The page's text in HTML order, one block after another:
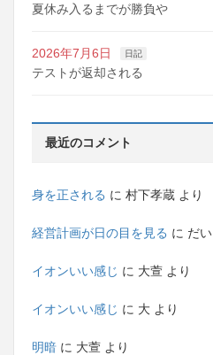
夏休み入るまでが勝負や
2026年7月6日 日記
テストが返却される
最近のコメント
身を正される に 村下孝蔵 より
経営計画が日の目を見る に だい
イオンいい感じ に 大萱 より
イオンいい感じ に 大 より
明暗 に 大萱 より